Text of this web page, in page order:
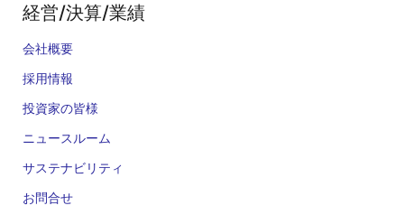
経営/決算/業績
会社概要
採用情報
投資家の皆様
ニュースルーム
サステナビリティ
お問合せ